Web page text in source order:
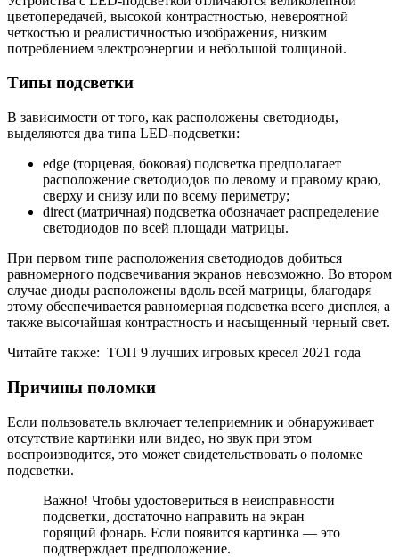
цветопередачей, высокой контрастностью, невероятной
четкостью и реалистичностью изображения, низким
потреблением электроэнергии и небольшой толщиной.
Типы подсветки
В зависимости от того, как расположены светодиоды,
выделяются два типа LED-подсветки:
edge (торцевая, боковая) подсветка предполагает
расположение светодиодов по левому и правому краю,
сверху и снизу или по всему периметру;
direct (матричная) подсветка обозначает распределение
светодиодов по всей площади матрицы.
При первом типе расположения светодиодов добиться
равномерного подсвечивания экранов невозможно. Во втором
случае диоды расположены вдоль всей матрицы, благодаря
этому обеспечивается равномерная подсветка всего дисплея, а
также высочайшая контрастность и насыщенный черный свет.
Читайте также: ТОП 9 лучших игровых кресел 2021 года
Причины поломки
Если пользователь включает телеприемник и обнаруживает
отсутствие картинки или видео, но звук при этом
воспроизводится, это может свидетельствовать о поломке
подсветки.
Важно! Чтобы удостовериться в неисправности
подсветки, достаточно направить на экран
горящий фонарь. Если появится картинка — это
подтверждает предположение.